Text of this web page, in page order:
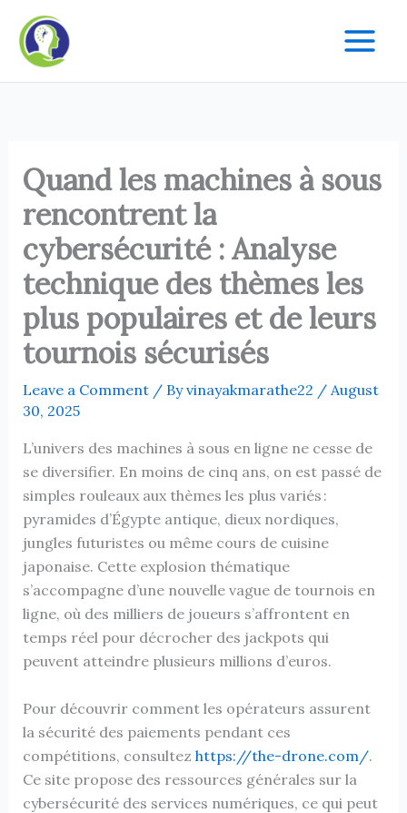
content
Quand les machines à sous
rencontrent la
cybersécurité : Analyse
technique des thèmes les
plus populaires et de leurs
tournois sécurisés
Leave a Comment / Byvinayakmarathe22 / August
30, 2025
L’univers des machines à sous en ligne ne cesse de
se diversifier. En moins de cinq ans, on est passé de
simples rouleaux aux thèmes les plus variés :
pyramides d’Égypte antique, dieux nordiques,
jungles futuristes ou même cours de cuisine
japonaise. Cette explosion thématique
s’accompagne d’une nouvelle vague de tournois en
ligne, où des milliers de joueurs s’affrontent en
temps réel pour décrocher des jackpots qui
peuvent atteindre plusieurs millions d’euros.
Pour découvrir comment les opérateurs assurent
la sécurité des paiements pendant ces
compétitions, consultez https://the-drone.com/.
Ce site propose des ressources générales sur la
cybersécurité des services numériques, ce qui peut